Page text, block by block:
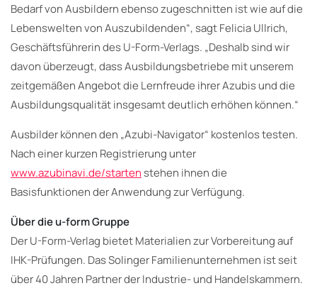
Bedarf von Ausbildern ebenso zugeschnitten ist wie auf die
Lebenswelten von Auszubildenden“, sagt Felicia Ullrich,
Geschäftsführerin des U-Form-Verlags. „Deshalb sind wir
davon überzeugt, dass Ausbildungsbetriebe mit unserem
zeitgemäßen Angebot die Lernfreude ihrer Azubis und die
Ausbildungsqualität insgesamt deutlich erhöhen können.“
Ausbilder können den „Azubi-Navigator“ kostenlos testen.
Nach einer kurzen Registrierung unter
www.azubinavi.de/startenstehen ihnen die
Basisfunktionen der Anwendung zur Verfügung.
Über die u-form Gruppe
Der U-Form-Verlag bietet Materialien zur Vorbereitung auf
IHK-Prüfungen. Das Solinger Familienunternehmen ist seit
über 40 Jahren Partner der Industrie- und Handelskammern.